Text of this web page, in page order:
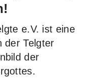
e.V. ist eine
der Telgter
der